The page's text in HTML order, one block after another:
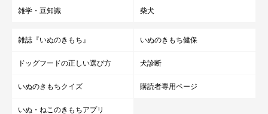
雑学・豆知識 柴犬
雑誌『いぬのきもち』 いぬのきもち健保
ドッグフードの正しい選び方 犬診断
いぬのきもちクイズ 購読者専用ページ
いぬ・ねこのきもちアプリ